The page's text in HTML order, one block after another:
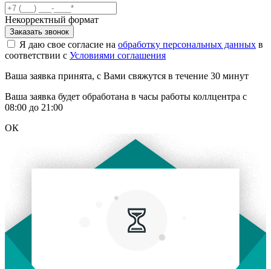
Некорректный формат
Заказать звонок
Я даю свое согласие на обработку персональных данных в
соответствии с Условиями соглашения
Ваша заявка принята, с Вами свяжутся в течение 30 минут
Ваша заявка будет обработана в часы работы коллцентра с
08:00 до 21:00
ОК